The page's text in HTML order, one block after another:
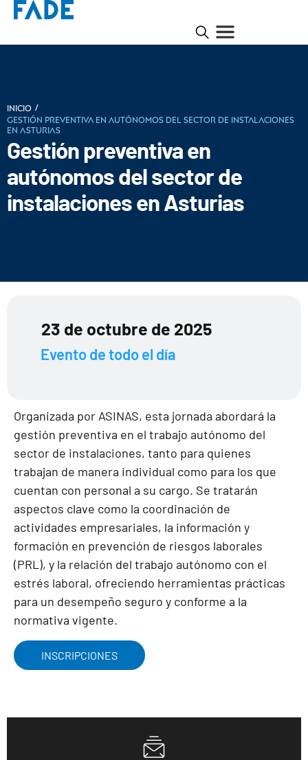
INICIO /
Gestión preventiva en autónomos del sector de instalaciones
en Asturias
Gestión preventiva en
autónomos del sector de
instalaciones en Asturias
23 de octubre de 2025
Evento de todo el día
Organizada por ASINAS, esta jornada abordará la
gestión preventiva en el trabajo autónomo del
sector de instalaciones, tanto para quienes
trabajan de manera individual como para los que
cuentan con personal a su cargo. Se tratarán
aspectos clave como la coordinación de
actividades empresariales, la información y
formación en prevención de riesgos laborales
(PRL), y la relación del trabajo autónomo con el
estrés laboral, ofreciendo herramientas prácticas
para un desempeño seguro y conforme a la
normativa vigente.
INSCRIPCIONES